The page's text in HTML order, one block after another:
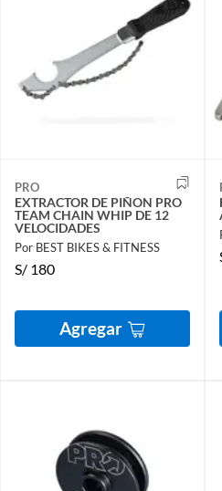
PRO
EXTRACTOR DE PIÑON PRO
TEAM CHAIN WHIP DE 12
VELOCIDADES
Por BEST BIKES & FITNESS
S/ 180
Agregar